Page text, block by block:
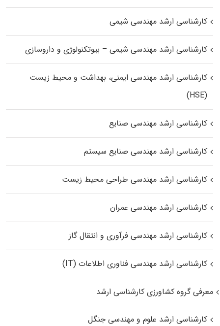
کارشناسی ارشد مهندسی شیمی
کارشناسی ارشد مهندسی شیمی – بیوتکنولوژی و داروسازی
کارشناسی ارشد مهندسی ایمنی، بهداشت و محیط زیست
(HSE)
کارشناسی ارشد مهندسی صنایع
کارشناسی ارشد مهندسی صنایع سیستم
کارشناسی ارشد مهندسی طراحی محیط زیست
کارشناسی ارشد مهندسی عمران
کارشناسی ارشد مهندسی فرآوری و انتقال گاز
کارشناسی ارشد مهندسی فناوری اطلاعات (IT)
معرفی گروه کشاورزی کارشناسی ارشد
کارشناسی ارشد علوم و مهندسی جنگل